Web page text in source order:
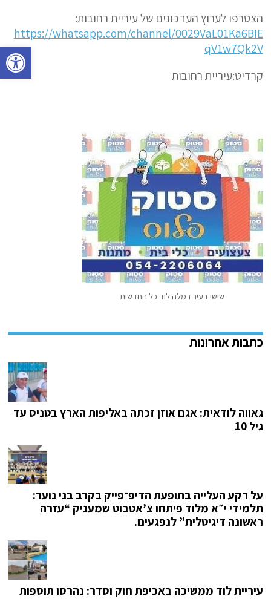
פתח סרגל נגישות
הצטרפו לערוץ העדכונים של עיריית רחובות:
https://whatsapp.com/channel/0029VaL01Ka6BIE
qV1w7Qk2V
קרדיט:עיריית רחובות
שישי בעיר רמלה לוד כל החדשות
גאווה לודאית: אגם אוזן זכתה באליפות הארץ בטניס עד
גיל 10
על רקע העלייה בתופעת הדיפ־פייק בקרב בני נוער:
תלמידי י״א מלוד פיתחו צ’אטבוט שמעניק “עזרה
ראשונה דיגיטלית” לנפגעים.
עיריית לוד ממשיכה באכיפת חוק וסדר: נהרסו תוספות